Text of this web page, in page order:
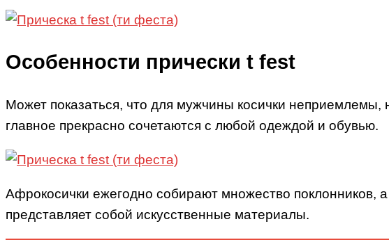
Особенности прически t fest
Может показаться, что для мужчины косички
главное прекрасно сочетаются с любой одеждой и обувью.
Афрокосички ежегодно собирают множество поклонников,
представляет собой искусственные материалы.